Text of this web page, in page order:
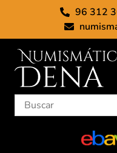
96 312